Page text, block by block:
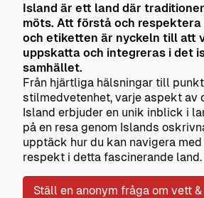
Island är ett land där
möts. Att förstå och
och etiketten är nyckeln till att
uppskatta och integreras i det
samhället.
Från hjärtliga hälsningar till
stilmedvetenhet, varje aspekt av
Island erbjuder en unik inblick i
på en resa genom Islands
upptäck hur du kan navigera
respekt i detta fascinerande land.
Ställ en anonym fråga om vett